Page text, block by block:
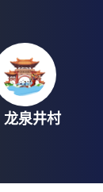
龙泉井村